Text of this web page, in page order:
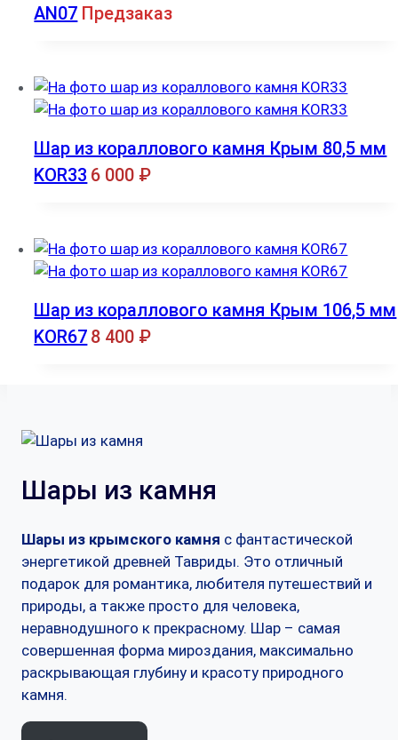
AN07 Предзаказ
Шар из кораллового камня Крым 80,5 мм
KOR33 6 000 ₽
Шар из кораллового камня Крым 106,5 мм
KOR67 8 400 ₽
Шары из камня
Шары из крымского камня с фантастической
энергетикой древней Тавриды. Это отличный
подарок для романтика, любителя путешествий и
природы, а также просто для человека,
неравнодушного к прекрасному. Шар – самая
совершенная форма мироздания, максимально
раскрывающая глубину и красоту природного
камня.